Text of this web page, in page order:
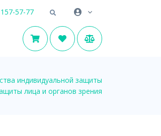
57-77
индивидуальной защиты
лица и органов зрения